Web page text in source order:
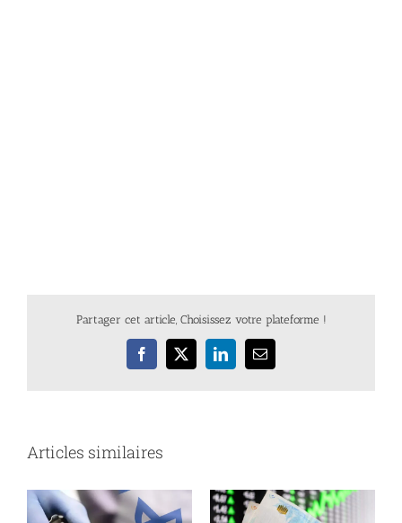
Partager cet article, Choisissez votre plateforme !
Facebook
X LinkedInEmail
Articles similaires